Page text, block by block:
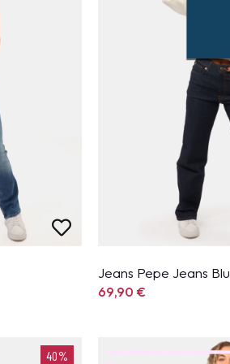
Jeans Pepe Jeans Blu
69,90€
40%